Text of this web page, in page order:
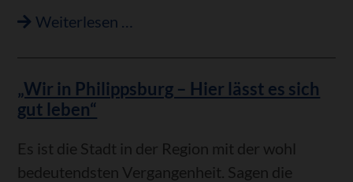
Weiterlesen …
Philippsburger
„Wir in Philippsburg – Hier lässt es sich
gut leben“
Es ist die Stadt in der Region mit der wohl
bedeutendsten Vergangenheit. Sagen die